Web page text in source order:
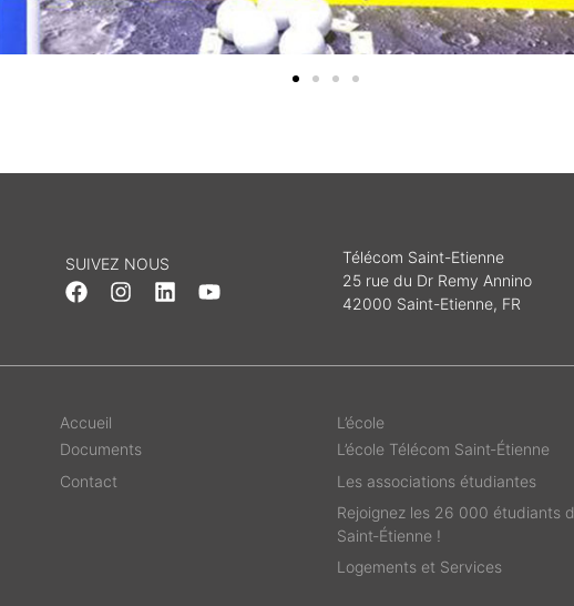
SUIVEZ NOUS
Télécom Saint-Etienne
25 rue du Dr Remy Annino
42000 Saint-Etienne, FR
Accueil
Documents
Contact
L’école
L’école Télécom Saint‑Étienne
Les associations étudiantes
Rejoignez les 26 000 étudiants
Saint‑Étienne !
Logements et Services